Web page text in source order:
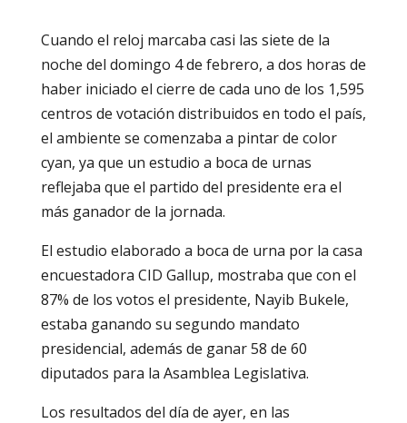
Cuando el reloj marcaba casi las siete de la
noche del domingo 4 de febrero, a dos horas de
haber iniciado el cierre de cada uno de los 1,595
centros de votación distribuidos en todo el país,
el ambiente se comenzaba a pintar de color
cyan, ya que un estudio a boca de urnas
reflejaba que el partido del presidente era el
más ganador de la jornada.
El estudio elaborado a boca de urna por la casa
encuestadora CID Gallup, mostraba que con el
87% de los votos el presidente, Nayib Bukele,
estaba ganando su segundo mandato
presidencial, además de ganar 58 de 60
diputados para la Asamblea Legislativa.
Los resultados del día de ayer, en las